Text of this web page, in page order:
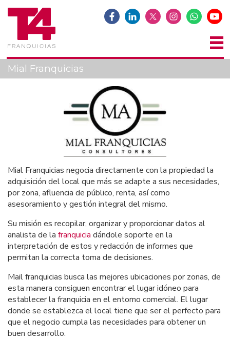
Mial Franquicias
Mial Franquicias negocia directamente con la propiedad la
adquisición del local que más se adapte a sus necesidades,
por zona, afluencia de público, renta, así como
asesoramiento y gestión integral del mismo.
Su misión es recopilar, organizar y proporcionar datos al
analista de la franquicia dándole soporte en la
interpretación de estos y redacción de informes que
permitan la correcta toma de decisiones.
Mail franquicias busca las mejores ubicaciones por zonas, de
esta manera consiguen encontrar el lugar idóneo para
establecer la franquicia en el entorno comercial. El lugar
donde se establezca el local tiene que ser el perfecto para
que el negocio cumpla las necesidades para obtener un
buen desarrollo.